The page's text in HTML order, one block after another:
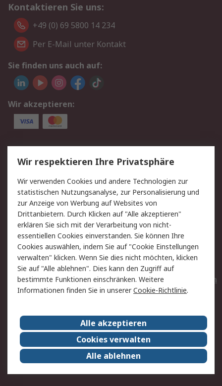
Kontaktieren Sie uns:
+49 (0) 69 5800 14 234
Per E-Mail unter Kontakt
Sie finden uns auch auf:
Wir akzeptieren:
Service
Value Added Services
Lieferlösungen
Rücksendungen
Kontakt
Hilfe
Privatkunden
Rechtliches
AGB
Datenschutz
Cookie-Richtlinie
Zahlungsbedingungen
Copyright/Impressum
Entsorgung
Elektrogeräte/Batterien
RS weltweit
Karriere bei RS
Nachhaltigkeit
Qualität/Umwelt/ZertifikatePresse-Center
Event-Center
Wir respektieren Ihre Privatsphäre
Wir verwenden Cookies und andere Technologien zur
statistischen Nutzungsanalyse, zur Personalisierung und
zur Anzeige von Werbung auf Websites von
Drittanbietern. Durch Klicken auf "Alle akzeptieren"
erklären Sie sich mit der Verarbeitung von nicht-
essentiellen Cookies einverstanden. Sie können Ihre
Cookies auswählen, indem Sie auf "Cookie Einstellungen
verwalten" klicken. Wenn Sie dies nicht möchten, klicken
Sie auf "Alle ablehnen". Dies kann den Zugriff auf
bestimmte Funktionen einschränken. Weitere
Informationen finden Sie in unsererCookie-Richtlinie.
Alle akzeptieren
Cookies verwalten
Alle ablehnen